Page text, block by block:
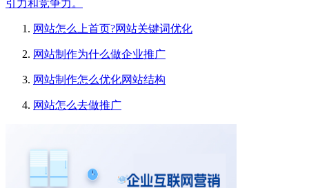
引力和竞争力。
网站怎么上首页?网站关键词优化
网站制作为什么做企业推广
网站制作怎么优化网站结构
网站怎么去做推广